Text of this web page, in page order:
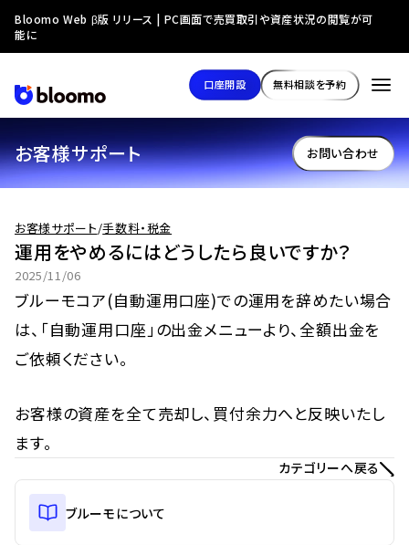
お客様サポート お問い合わせ
お客様サポート/手数料・税金
運用をやめるにはどうしたら良いですか？
2025/11/06
ブルーモコア(自動運用口座)での運用を辞めたい場合
は、「自動運用口座」の出金メニューより、全額出金を
ご依頼ください。
お客様の資産を全て売却し、買付余力へと反映いたし
ます。
カテゴリーへ戻る
ブルーモについて
Bloomo Web β版 リリース | PC画面で売買取引や資産状況の閲覧が可
能に
口座開設 無料相談を予約